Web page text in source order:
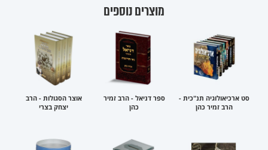
מוצרים נוספים
סט ארכיאולוגיה תנ"כית -
הרב זמיר כהן
ספר דניאל - הרב זמיר
כהן
אוצר הסגולות - הרב
יצחק בצרי